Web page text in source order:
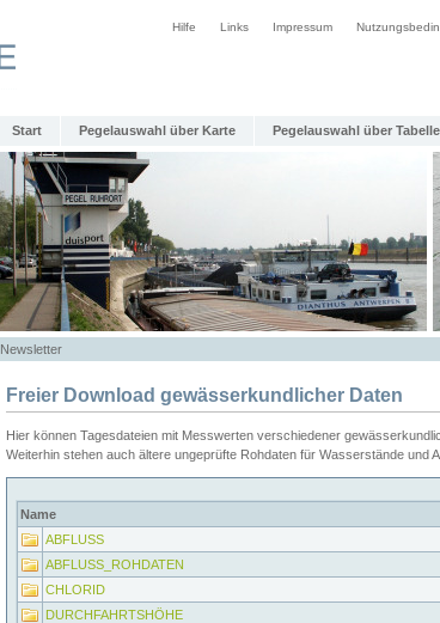
Hilfe Links Impressum
Start Pegelauswahl über Karte Pegelauswahl über Tabelle
Newsletter
Freier Download gewässerkundlicher Daten
Hier können Tagesdateien mit Messwerten verschiedener
Weiterhin stehen auch ältere ungeprüfte Rohdaten für Wasserstände und
Name
ABFLUSS
ABFLUSS_ROHDATEN
CHLORID
DURCHFAHRTSHÖHE